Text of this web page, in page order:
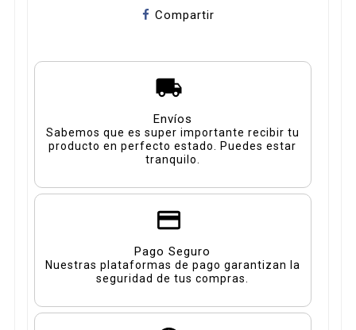
Compartir
Envíos
Sabemos que es super importante recibir tu
producto en perfecto estado. Puedes estar
tranquilo.
Pago Seguro
Nuestras plataformas de pago garantizan la
seguridad de tus compras.